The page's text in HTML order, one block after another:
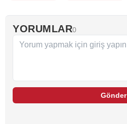
YORUMLAR0
Gönder